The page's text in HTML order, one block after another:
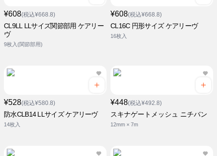
¥608(税込¥668.8)
CL9LL LLサイズ関節部用 ケアリー
ヴ
9枚入(関節部用)
¥608(税込¥668.8)
CL16C 円形サイズ ケアリーヴ
16枚入
¥528(税込¥580.8)
防水CLB14 LLサイズ ケアリーヴ
14枚入
¥448(税込¥492.8)
スキナゲートメッシュ ニチバン
12mm × 7m